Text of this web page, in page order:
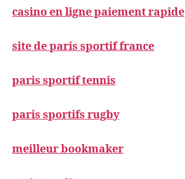
casino en ligne paiement rapide
site de paris sportif france
paris sportif tennis
paris sportifs rugby
meilleur bookmaker